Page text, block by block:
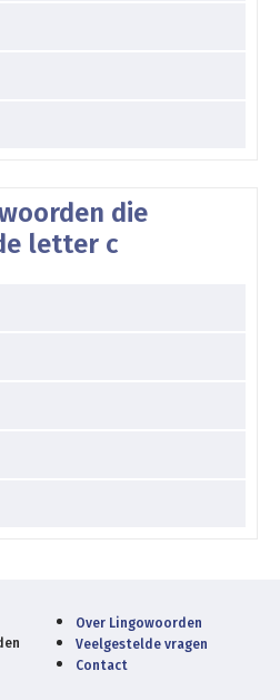
die
letter c
Over Lingowoorden
Veelgestelde vragen
Contact